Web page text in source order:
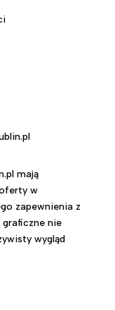
mają
w
zapewnienia z
graficzne nie
wygląd